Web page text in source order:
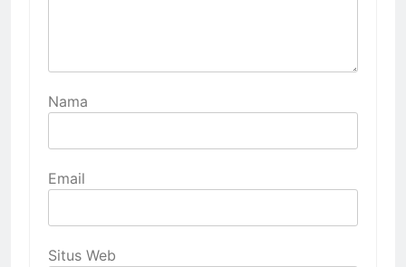
Nama
Email
Situs Web